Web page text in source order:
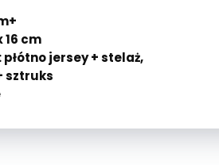
16 cm
jersey + stelaż,
sztruks